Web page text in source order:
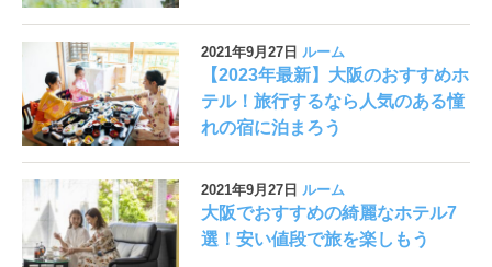
2021年9月27日 ルーム
【2023年最新】大阪のおすすめホ
テル！旅行するなら人気のある憧
れの宿に泊まろう
2021年9月27日 ルーム
大阪でおすすめの綺麗なホテル7
選！安い値段で旅を楽しもう